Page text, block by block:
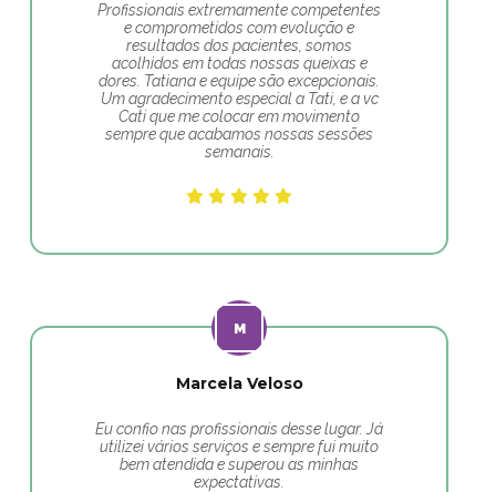
Profissionais extremamente competentes
e comprometidos com evolução e
resultados dos pacientes, somos
acolhidos em todas nossas queixas e
dores. Tatiana e equipe são excepcionais.
Um agradecimento especial a Tati, e a vc
Cati que me colocar em movimento
sempre que acabamos nossas sessões
semanais.
Marcela Veloso
Eu confio nas profissionais desse lugar. Já
utilizei vários serviços e sempre fui muito
bem atendida e superou as minhas
expectativas.